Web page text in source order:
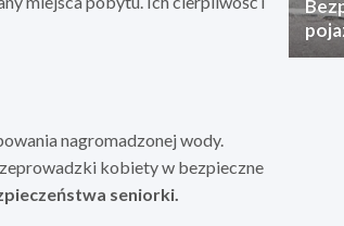
nagromadzonej wody.
kobiety w bezpieczne
seniorki.